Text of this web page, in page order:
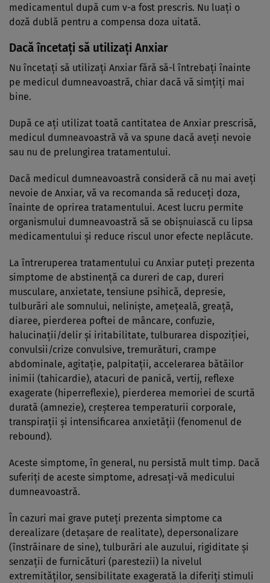
medicamentul după cum v-a fost prescris. Nu luaţi o
doză dublă pentru a compensa doza uitată.
Dacă încetaţi să utilizaţi Anxiar
Nu încetaţi să utilizaţi Anxiar fără să-l întrebaţi înainte
pe medicul dumneavoastră, chiar dacă vă simţiţi mai
bine.
După ce aţi utilizat toată cantitatea de Anxiar prescrisă,
medicul dumneavoastră vă va spune dacă aveţi nevoie
sau nu de prelungirea tratamentului.
Dacă medicul dumneavoastră consideră că nu mai aveţi
nevoie de Anxiar, vă va recomanda să reduceţi doza,
înainte de oprirea tratamentului. Acest lucru permite
organismului dumneavoastră să se obişnuiască cu lipsa
medicamentului şi reduce riscul unor efecte neplăcute.
La întreruperea tratamentului cu Anxiar puteţi prezenta
simptome de abstinenţă ca dureri de cap, dureri
musculare, anxietate, tensiune psihică, depresie,
tulburări ale somnului, nelinişte, ameţeală, greaţă,
diaree, pierderea poftei de mâncare, confuzie,
halucinaţii/delir şi iritabilitate, tulburarea dispoziţiei,
convulsii/crize convulsive, tremurături, crampe
abdominale, agitaţie, palpitaţii, accelerarea bătăilor
inimii (tahicardie), atacuri de panică, vertij, reflexe
exagerate (hiperreflexie), pierderea memoriei de scurtă
durată (amnezie), creşterea temperaturii corporale,
transpiraţii şi intensificarea anxietăţii (fenomenul de
rebound).
Aceste simptome, în general, nu persistă mult timp. Dacă
suferiţi de aceste simptome, adresaţi-vă medicului
dumneavoastră.
În cazuri mai grave puteţi prezenta simptome ca
derealizare (detaşare de realitate), depersonalizare
(înstrăinare de sine), tulburări ale auzului, rigiditate şi
senzaţii de furnicături (parestezii) la nivelul
extremităţilor, sensibilitate exagerată la diferiţi stimuli